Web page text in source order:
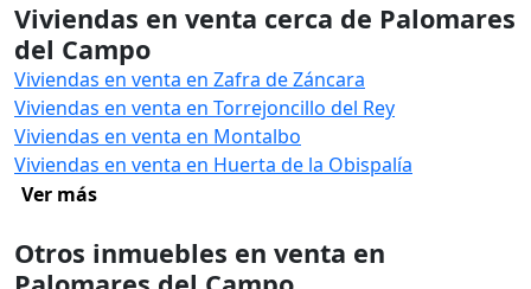
Viviendas en venta cerca de Palomares
del Campo
Viviendas en venta en Zafra de Záncara
Viviendas en venta en Torrejoncillo del Rey
Viviendas en venta en Montalbo
Viviendas en venta en Huerta de la Obispalía
Ver más
Otros inmuebles en venta en